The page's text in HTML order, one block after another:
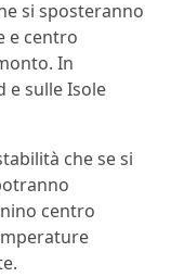
si sposteranno
e centro
In
e sulle Isole
che se si
centro